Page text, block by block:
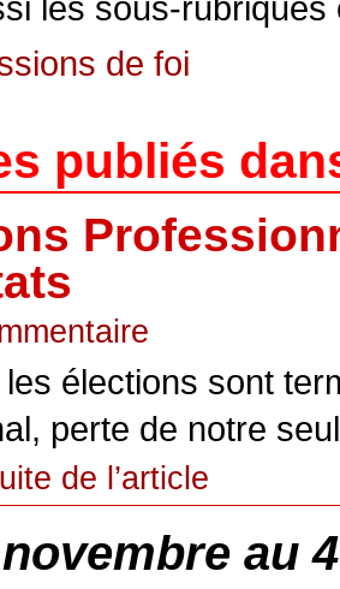
de foi
publiés
élections sont
perte de notre
de l’article
au